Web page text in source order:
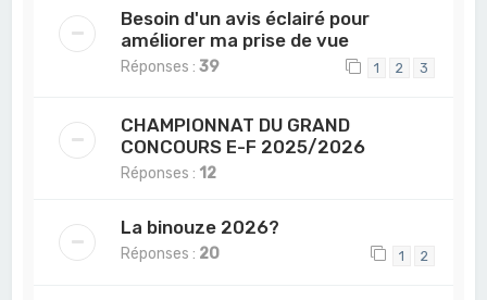
Besoin d'un avis éclairé pour
améliorer ma prise de vue
Réponses :39 1 2 3
CHAMPIONNAT DU GRAND
CONCOURS E-F 2025/2026
Réponses : 12
La binouze 2026?
Réponses : 20 1 2